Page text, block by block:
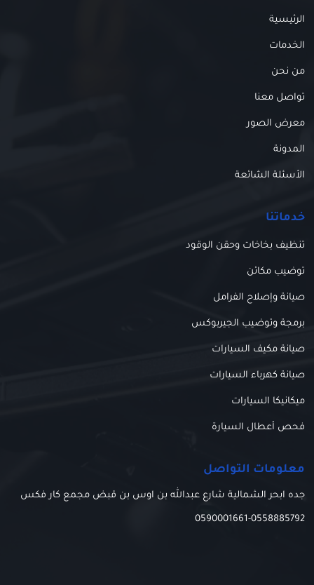
الرئيسية
الخدمات
من نحن
تواصل معنا
معرض الصور
المدونة
الأسئلة الشائعة
خدماتنا
تنظيف بخاخات وحقن الوقود
توضيب مكائن
صيانة وإصلاح الفرامل
برمجة وتوضيب الجيربوكس
صيانة مكيف السيارات
صيانة كهرباء السيارات
ميكانيكا السيارات
فحص أعطال السيارة
معلومات التواصل
جده ابحر الشمالية شارع عبدالله بن اوس بن قبض مجمع كار فكس
0558885792
-
0590001661